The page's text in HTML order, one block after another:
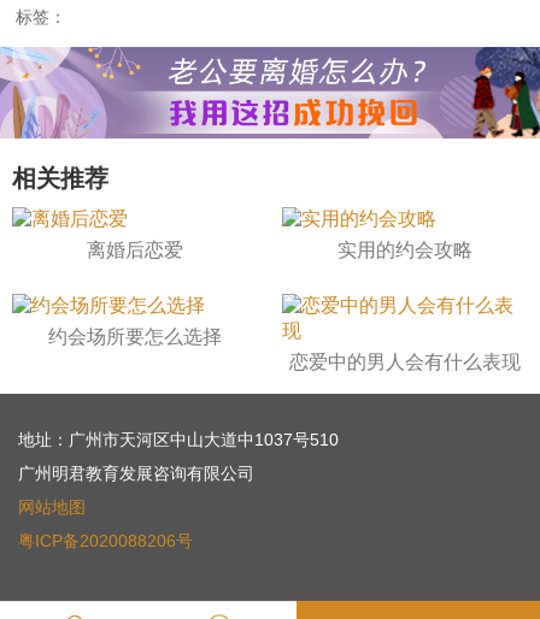
标签：
相关推荐
离婚后恋爱 实用的约会攻略
约会场所要怎么选择
恋爱中的男人会有什么表现
地址：广州市天河区中山大道中1037号510
广州明君教育发展咨询有限公司
网站地图
粤ICP备2020088206号